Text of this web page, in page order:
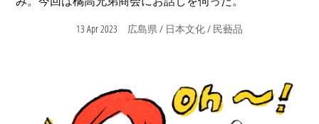
13 Apr 2023 広島県/ 日本文化/ 民藝品